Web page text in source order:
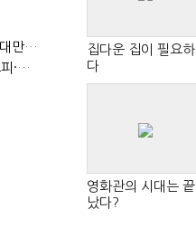
(반도체 풍향계, '코스피')②아시아는 공동 운명체?…일본·대만도 '동반 출렁'
(반도체 풍향계, '코스피')①삼전·하닉 등락에 '촉각'…코스피·나스닥 '한 몸'
집다운 집이 필요하
다
영화관의 시대는 끝
났다?